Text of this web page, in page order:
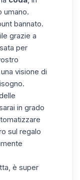
umano.
bannato.
grazie a
per
visione di
in grado
sul regalo
è super